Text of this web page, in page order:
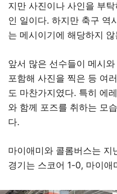
지만 사진이나 사인을 부
인 일이다. 하지만 축구 역
는 메시이기에 해당하지
앞서 많은 선수들이 메시
포함해 사진을 찍은 등 여
도 마찬가지였다. 특히 에
와 함께 포즈를 취하는 모
다.
마이애미와 콜롬버스는
경기는 스코어 1-0, 마이애